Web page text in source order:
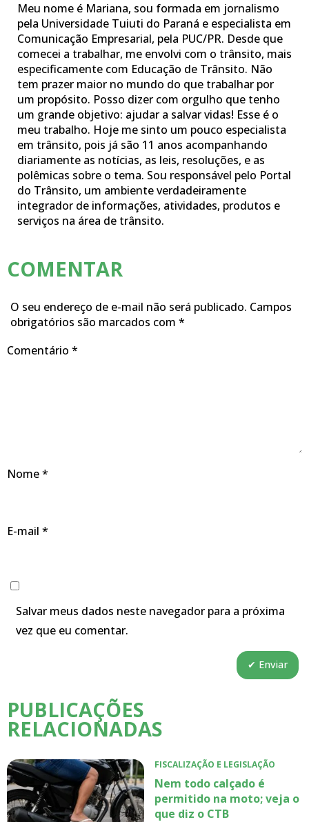
Meu nome é Mariana, sou formada em jornalismo
pela Universidade Tuiuti do Paraná e especialista em
Comunicação Empresarial, pela PUC/PR. Desde que
comecei a trabalhar, me envolvi com o trânsito, mais
especificamente com Educação de Trânsito. Não
tem prazer maior no mundo do que trabalhar por
um propósito. Posso dizer com orgulho que tenho
um grande objetivo: ajudar a salvar vidas! Esse é o
meu trabalho. Hoje me sinto um pouco especialista
em trânsito, pois já são 11 anos acompanhando
diariamente as notícias, as leis, resoluções, e as
polêmicas sobre o tema. Sou responsável pelo Portal
do Trânsito, um ambiente verdadeiramente
integrador de informações, atividades, produtos e
serviços na área de trânsito.
COMENTAR
O seu endereço de e-mail não será publicado. Campos
obrigatórios são marcados com *
Comentário *
Nome*
E-mail *
Salvar meus dados neste navegador para a próxima
vez que eu comentar.
PUBLICAÇÕES
RELACIONADAS
FISCALIZAÇÃO E LEGISLAÇÃO
Nem todo calçado é
permitido na moto; veja o
que diz o CTB